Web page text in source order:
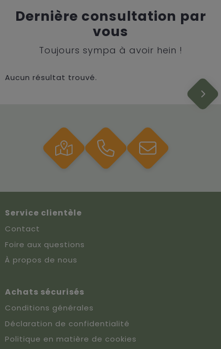
Dernière consultation par
vous
Toujours sympa à avoir hein !
Aucun résultat trouvé.
Service clientèle
Contact
Foire aux questions
À propos de nous
Achats sécurisés
Conditions générales
Déclaration de confidentialité
Politique en matière de cookies